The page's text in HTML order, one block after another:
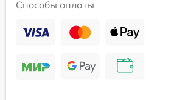
Способы оплаты